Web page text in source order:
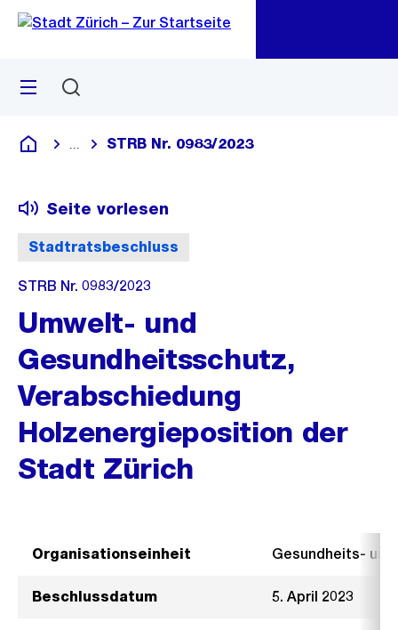
Navigation
Sprunglink
Menü
Deutsch
Blende alle Breadcrumbs ein
STRB Nr. 0983/2023
Stadtratsbeschluss
Seite vorlesen
STRB Nr. 0983/2023
Umwelt- und
Gesundheitsschutz,
Verabschiedung
Holzenergieposition der
Stadt Zürich
Organisationseinheit Gesundheits-
Beschlussdatum 5. April 2023